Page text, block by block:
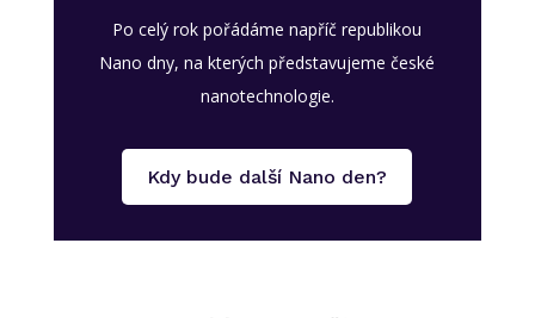
Po celý rok pořádáme napříč republikou
Nano dny, na kterých představujeme české
nanotechnologie.
Kdy bude další Nano den?